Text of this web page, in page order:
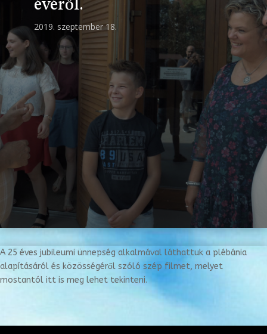
évéről.
2019. szeptember 18.
A 25 éves jubileumi ünnepség alkalmával láthattuk a plébánia
alapításáról és közösségéről szóló szép filmet, melyet
mostantól itt is meg lehet tekinteni.